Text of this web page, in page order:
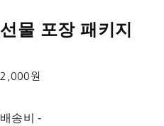
선물 포장 패키지
2,000원
배송비 -